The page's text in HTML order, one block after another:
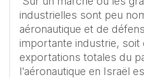
industrielles sont peu
aéronautique et de
importante industrie, soit
exportations totales du
l'aéronautique en Israël